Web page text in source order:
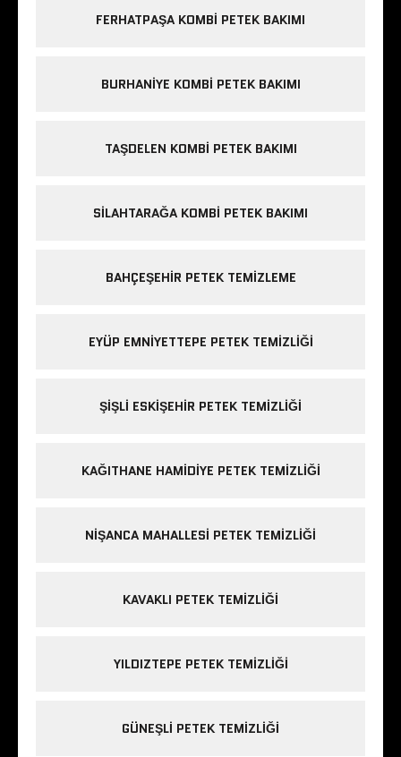
FERHATPAŞA KOMBI PETEK BAKIMI
BURHANIYE KOMBI PETEK BAKIMI
TAŞDELEN KOMBI PETEK BAKIMI
SILAHTARAĞA KOMBI PETEK BAKIMI
BAHÇEŞEHIR PETEK TEMIZLEME
EYÜP EMNIYETTEPE PETEK TEMIZLIĞI
ŞIŞLI ESKIŞEHIR PETEK TEMIZLIĞI
KAĞITHANE HAMIDIYE PETEK TEMIZLIĞI
NIŞANCA MAHALLESI PETEK TEMIZLIĞI
KAVAKLI PETEK TEMIZLIĞI
YILDIZTEPE PETEK TEMIZLIĞI
GÜNEŞLI PETEK TEMIZLIĞI